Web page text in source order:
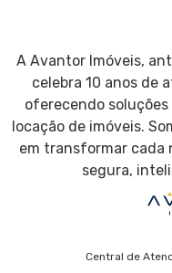
A Avantor Imóveis,
celebra 10 anos de
oferecendo
locação de imóveis.
em transformar cada
segura,
Central de